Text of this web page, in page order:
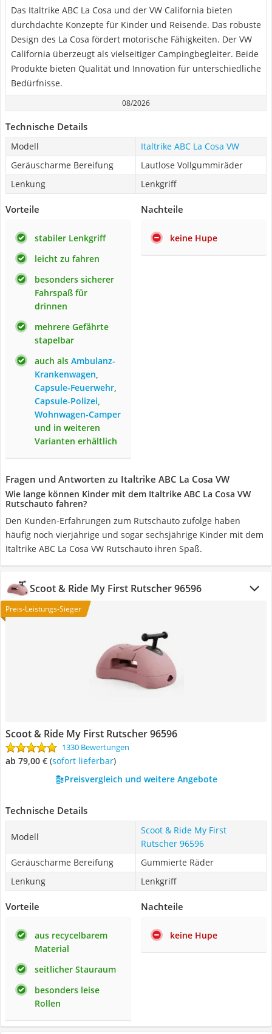
Das Italtrike ABC La Cosa und der VW California bieten
durchdachte Konzepte für Kinder und Reisende. Das robuste
Design des La Cosa fördert motorische Fähigkeiten. Der VW
California überzeugt als vielseitiger Campingbegleiter. Beide
Produkte bieten Qualität und Innovation für unterschiedliche
Bedürfnisse.
08/2026
Technische Details
Modell
Italtrike ABC La Cosa VW
Geräuscharme Bereifung
Lautlose Vollgummiräder
Lenkung
Lenkgriff
Vorteile
stabiler Lenkgriff
leicht zu fahren
besonders sicherer
Fahrspaß für
drinnen
mehrere Gefährte
stapelbar
auch als Ambulanz-
Krankenwagen,
Capsule-Feuerwehr,
Capsule-Polizei,
Wohnwagen-Camper
und in weiteren
Varianten erhältlich
Nachteile
keine Hupe
Fragen und Antworten zu Italtrike ABC La Cosa VW
Wie lange können Kinder mit dem Italtrike ABC La Cosa VW
Rutschauto fahren?
Den Kunden-Erfahrungen zum Rutschauto zufolge haben
häufig noch vierjährige und sogar sechsjährige Kinder mit dem
Italtrike ABC La Cosa VW Rutschauto ihren Spaß.
Scoot & Ride My First Rutscher 96596
Preis-Leistungs-Sieger
Scoot & Ride My First Rutscher 96596
1330 Bewertungen
ab 79,00 € ( Sofort lieferbar)
Preisvergleich und weitere Angebote
Technische Details
Modell
Scoot & Ride My First
Rutscher 96596
Geräuscharme Bereifung
Gummierte Räder
Lenkung
Lenkgriff
Vorteile
aus recycelbarem
Material
seitlicher Stauraum
besonders leise
Rollen
Nachteile
keine Hupe